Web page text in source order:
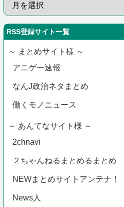
RSS登録サイト一覧
～ まとめサイト様 ～
アニゲー速報
なんJ政治ネタまとめ
働くモノニュース
～ あんてなサイト様 ～
2chnavi
２ちゃんねるまとめるまとめ
NEWまとめサイトアンテナ！
News人